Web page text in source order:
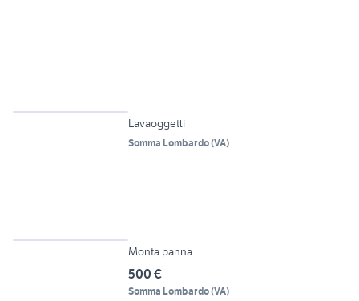
Lavaoggetti
Somma Lombardo(VA)
Monta panna
500 €
Somma Lombardo(VA)